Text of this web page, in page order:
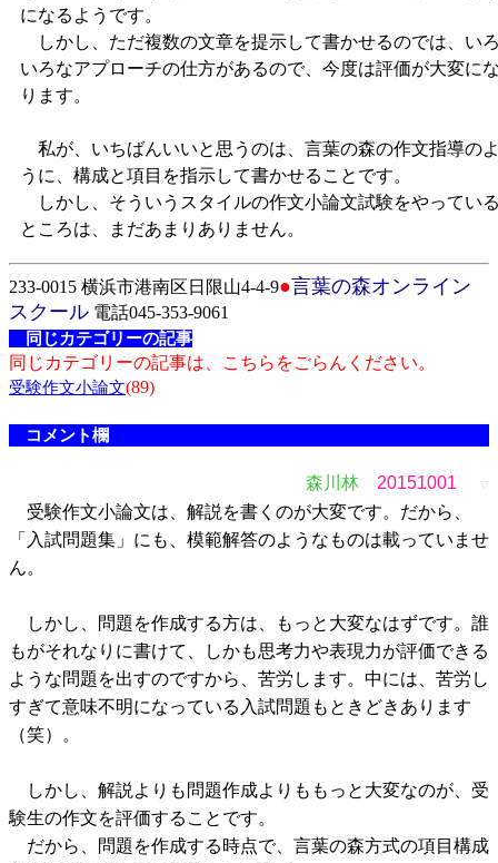
になるようです。
しかし、ただ複数の文章を提示して書かせるのでは、い
いろなアプローチの仕方があるので、今度は評価が大変に
ります。
私が、いちばんいいと思うのは、言葉の森の作文指導の
うに、構成と項目を指示して書かせることです。
しかし、そういうスタイルの作文小論文試験をやってい
ところは、まだあまりありません。
233-0015 横浜市港南区日限山4-4-9●言葉の森オンライン
スクール 電話045-353-9061
同じカテゴリーの記事
同じカテゴリーの記事は、こちらをごらんください。
受験作文小論文(89)
コメント欄
森川林 20151001 ▽
受験作文小論文は、解説を書くのが大変です。だから、
「入試問題集」にも、模範解答のようなものは載っていませ
ん。
しかし、問題を作成する方は、もっと大変なはずです。誰
もがそれなりに書けて、しかも思考力や表現力が評価できる
ような問題を出すのですから、苦労します。中には、苦労し
すぎて意味不明になっている入試問題もときどきあります
（笑）。
しかし、解説よりも問題作成よりももっと大変なのが、受
験生の作文を評価することです。
だから、問題を作成する時点で、言葉の森方式の項目構成